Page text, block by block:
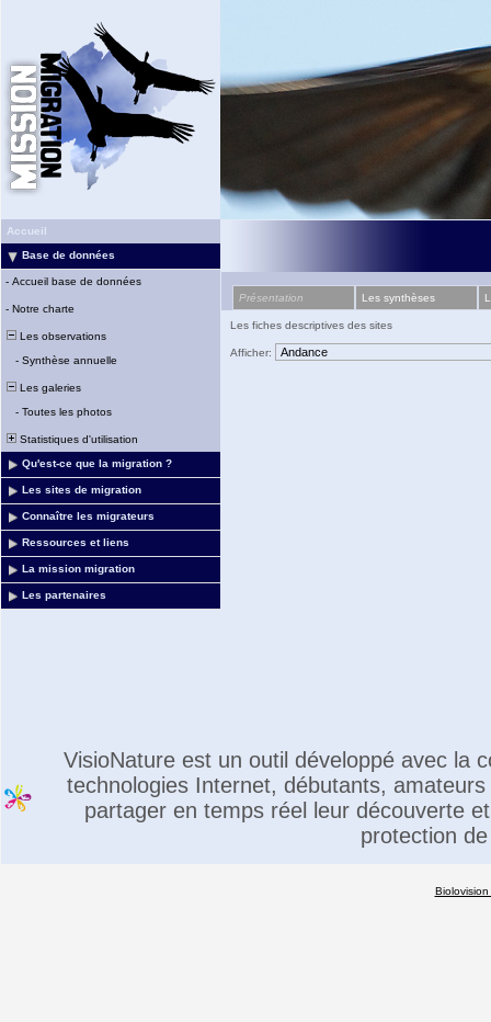
Accueil
Base de données
- Accueil base de données
- Notre charte
Les observations
- Synthèse annuelle
Les galeries
- Toutes les photos
Statistiques d'utilisation
Qu'est-ce que la migration ?
Les sites de migration
Connaître les migrateurs
Ressources et liens
La mission migration
Les partenaires
Présentation Les synthèses
Les fiches descriptives des sites
Afficher:
VisioNature est un outil développé avec la
technologies Internet, débutants,
partager en temps réel leur découverte
protection
Biolovision